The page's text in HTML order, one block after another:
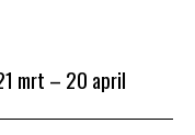
mrt – 20 april